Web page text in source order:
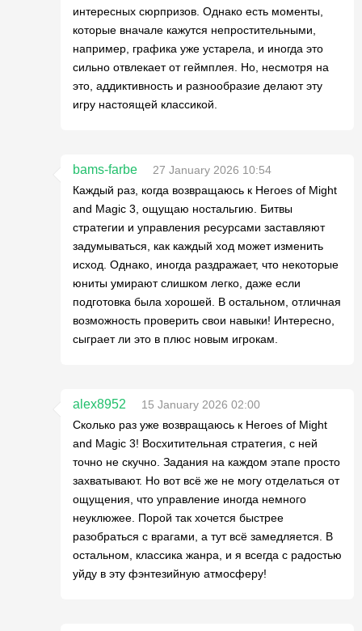
интересных сюрпризов. Однако есть моменты,
которые вначале кажутся непростительными,
например, графика уже устарела, и иногда это
сильно отвлекает от геймплея. Но, несмотря на
это, аддиктивность и разнообразие делают эту
игру настоящей классикой.
bams-farbe
27 January 2026 10:54
Каждый раз, когда возвращаюсь к Heroes of Might
and Magic 3, ощущаю ностальгию. Битвы
стратегии и управления ресурсами заставляют
задумываться, как каждый ход может изменить
исход. Однако, иногда раздражает, что некоторые
юниты умирают слишком легко, даже если
подготовка была хорошей. В остальном, отличная
возможность проверить свои навыки! Интересно,
сыграет ли это в плюс новым игрокам.
alex8952
15 January 2026 02:00
Сколько раз уже возвращаюсь к Heroes of Might
and Magic 3! Восхитительная стратегия, с ней
точно не скучно. Задания на каждом этапе просто
захватывают. Но вот всё же не могу отделаться от
ощущения, что управление иногда немного
неуклюжее. Порой так хочется быстрее
разобраться с врагами, а тут всё замедляется. В
остальном, классика жанра, и я всегда с радостью
уйду в эту фэнтезийную атмосферу!